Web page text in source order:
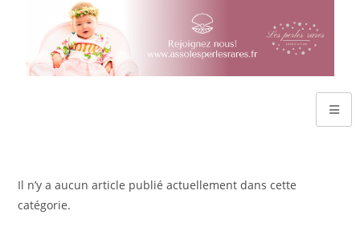
Il n’y a aucun article publié actuellement dans cette
catégorie.